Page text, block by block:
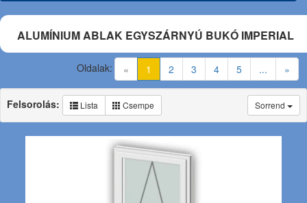
ALUMÍNIUM ABLAK EGYSZÁRNYÚ BUKÓ IMPERIAL
« 1 (current)
2 3 4 5 ... »
Oldalak:
Sorrend
Felsorolás: Lista Csempe